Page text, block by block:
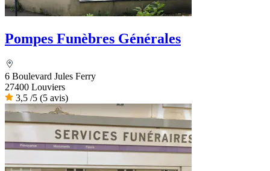
Pompes Funèbres Générales
6 Boulevard Jules Ferry
27400 Louviers
3,5 /5 (5 avis)